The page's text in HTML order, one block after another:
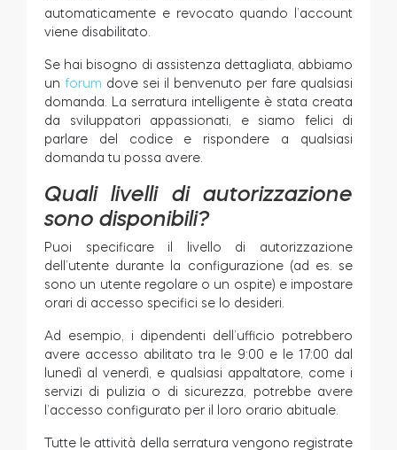
automaticamente e revocato quando l’account
viene disabilitato.
Se hai bisogno di assistenza dettagliata, abbiamo
un forum dove sei il benvenuto per fare qualsiasi
domanda. La serratura intelligente è stata creata
da sviluppatori appassionati, e siamo felici di
parlare del codice e rispondere a qualsiasi
domanda tu possa avere.
Quali livelli di autorizzazione
sono disponibili?
Puoi specificare il livello di autorizzazione
dell’utente durante la configurazione (ad es. se
sono un utente regolare o un ospite) e impostare
orari di accesso specifici se lo desideri.
Ad esempio, i dipendenti dell’ufficio potrebbero
avere accesso abilitato tra le 9:00 e le 17:00 dal
lunedì al venerdì, e qualsiasi appaltatore, come i
servizi di pulizia o di sicurezza, potrebbe avere
l’accesso configurato per il loro orario abituale.
Tutte le attività della serratura vengono registrate